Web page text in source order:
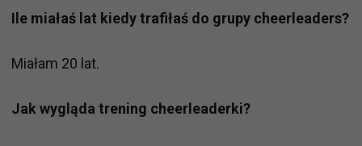
Ile miałaś lat kiedy trafiłaś do grupy cheerleaders?
Miałam 20 lat.
Jak wygląda trening cheerleaderki?